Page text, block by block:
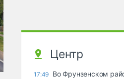
Центр
17:49 Во Фрунзенском